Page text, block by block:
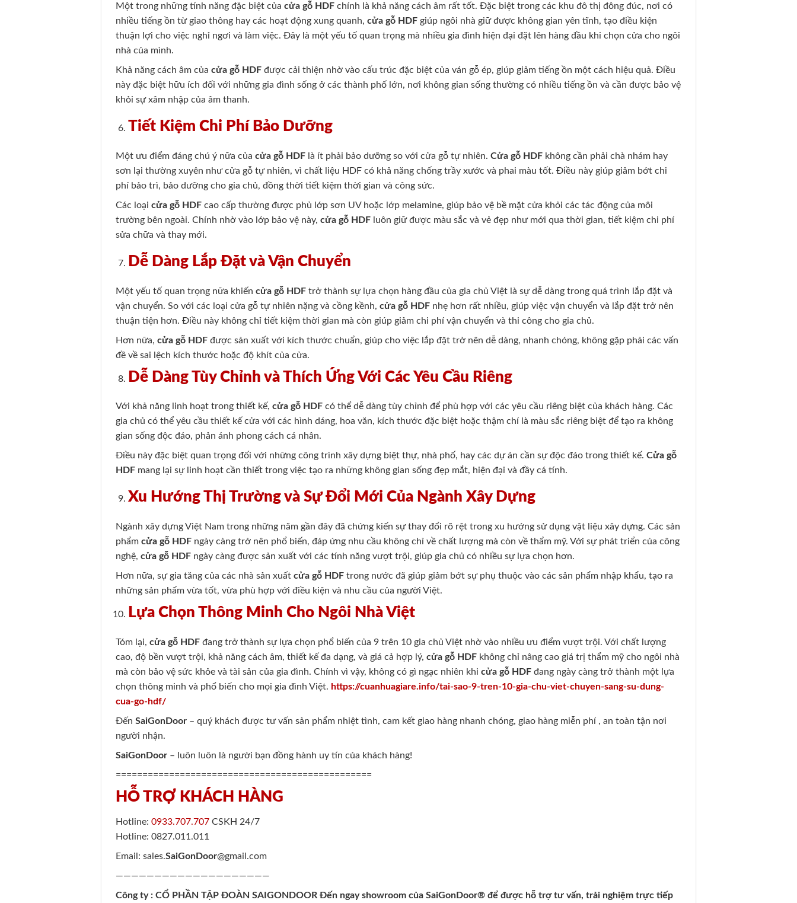
Một trong những tính năng đặc biệt củacửa gỗ HDF chính là khả năng cách âm rất tốt. Đặc biệt trong các khu đô thị đông đúc, nơi có
nhiều tiếng ồn từ giao thông hay các hoạt động xung quanh,cửa gỗ HDF giúp ngôi nhà giữ được không gian yên tĩnh, tạo điều kiện
thuận lợi cho việc nghỉ ngơi và làm việc. Đây là một yếu tố quan trọng mà nhiều gia đình hiện đại đặt lên hàng đầu khi chọn cửa cho ngôi
nhà của mình.
Khả năng cách âm củacửa gỗ HDF được cải thiện nhờ vào cấu trúc đặc biệt của ván gỗ ép, giúp giảm tiếng ồn một cách hiệu quả. Điều
này đặc biệt hữu ích đối với những gia đình sống ở các thành phố lớn, nơi không gian sống thường có nhiều tiếng ồn và cần được bảo vệ
khỏi sự xâm nhập của âm thanh.
Tiết Kiệm Chi Phí Bảo Dưỡng
Một ưu điểm đáng chú ý nữa củacửa gỗ HDF là ít phải bảo dưỡng so với cửa gỗ tự nhiên.Cửa gỗ HDF không cần phải chà nhám hay
sơn lại thường xuyên như cửa gỗ tự nhiên, vì chất liệu HDF có khả năng chống trầy xước và phai màu tốt. Điều này giúp giảm bớt chi
phí bảo trì, bảo dưỡng cho gia chủ, đồng thời tiết kiệm thời gian và công sức.
Các loạicửa gỗ HDF cao cấp thường được phủ lớp sơn UV hoặc lớp melamine, giúp bảo vệ bề mặt cửa khỏi các tác động của môi
trường bên ngoài. Chính nhờ vào lớp bảo vệ này,cửa gỗ HDF luôn giữ được màu sắc và vẻ đẹp như mới qua thời gian, tiết kiệm chi phí
sửa chữa và thay mới.
Dễ Dàng Lắp Đặt và Vận Chuyển
Một yếu tố quan trọng nữa khiếncửa gỗ HDF trở thành sự lựa chọn hàng đầu của gia chủ Việt là sự dễ dàng trong quá trình lắp đặt và
vận chuyển. So với các loại cửa gỗ tự nhiên nặng và cồng kềnh,cửa gỗ HDF nhẹ hơn rất nhiều, giúp việc vận chuyển và lắp đặt trở nên
thuận tiện hơn. Điều này không chỉ tiết kiệm thời gian mà còn giúp giảm chi phí vận chuyển và thi công cho gia chủ.
Hơn nữa,cửa gỗ HDF được sản xuất với kích thước chuẩn, giúp cho việc lắp đặt trở nên dễ dàng, nhanh chóng, không gặp phải các vấn
đề về sai lệch kích thước hoặc độ khít của cửa.
Dễ Dàng Tùy Chỉnh và Thích Ứng Với Các Yêu Cầu Riêng
Với khả năng linh hoạt trong thiết kế,cửa gỗ HDF có thể dễ dàng tùy chỉnh để phù hợp với các yêu cầu riêng biệt của khách hàng. Các
gia chủ có thể yêu cầu thiết kế cửa với các hình dáng, hoa văn, kích thước đặc biệt hoặc thậm chí là màu sắc riêng biệt để tạo ra không
gian sống độc đáo, phản ánh phong cách cá nhân.
Điều này đặc biệt quan trọng đối với những công trình xây dựng biệt thự, nhà phố, hay các dự án cần sự độc đáo trong thiết kế.Cửa gỗ
HDF mang lại sự linh hoạt cần thiết trong việc tạo ra những không gian sống đẹp mắt, hiện đại và đầy cá tính.
Xu Hướng Thị Trường và Sự Đổi Mới Của Ngành Xây Dựng
Ngành xây dựng Việt Nam trong những năm gần đây đã chứng kiến sự thay đổi rõ rệt trong xu hướng sử dụng vật liệu xây dựng. Các sản
phẩmcửa gỗ HDF ngày càng trở nên phổ biến, đáp ứng nhu cầu không chỉ về chất lượng mà còn về thẩm mỹ. Với sự phát triển của công
nghệ,cửa gỗ HDF ngày càng được sản xuất với các tính năng vượt trội, giúp gia chủ có nhiều sự lựa chọn hơn.
Hơn nữa, sự gia tăng của các nhà sản xuấtcửa gỗ HDF trong nước đã giúp giảm bớt sự phụ thuộc vào các sản phẩm nhập khẩu, tạo ra
những sản phẩm vừa tốt, vừa phù hợp với điều kiện và nhu cầu của người Việt.
Lựa Chọn Thông Minh Cho Ngôi Nhà Việt
Tóm lại,cửa gỗ HDF đang trở thành sự lựa chọn phổ biến của 9 trên 10 gia chủ Việt nhờ vào nhiều ưu điểm vượt trội. Với chất lượng
cao, độ bền vượt trội, khả năng cách âm, thiết kế đa dạng, và giá cả hợp lý,cửa gỗ HDF không chỉ nâng cao giá trị thẩm mỹ cho ngôi nhà
mà còn bảo vệ sức khỏe và tài sản của gia đình. Chính vì vậy, không có gì ngạc nhiên khicửa gỗ HDF đang ngày càng trở thành một lựa
chọn thông minh và phổ biến cho mọi gia đình Việt. https://cuanhuagiare.info/tai-sao-9-tren-10-gia-chu-viet-chuyen-sang-su-dung-
cua-go-hdf/
ĐếnSaiGonDoor – quý khách được tư vấn sản phẩm nhiệt tình, cam kết giao hàng nhanh chóng, giao hàng miễn phí , an toàn tận nơi
người nhận.
SaiGonDoor – luôn luôn là người bạn đồng hành uy tín của khách hàng!
================================================
HỖ TRỢ KHÁCH HÀNG
Hotline:0933.707.707 CSKH 24/7
Hotline: 0827.011.011
Email: sales.SaiGonDoor@gmail.com
————————————————————
Công ty : CỔ PHẦN TẬP ĐOÀN SAIGONDOOR Đến ngay showroom củaSaiGonDoor® để được hỗ trợ tư vấn, trải nghiệm trực tiếp